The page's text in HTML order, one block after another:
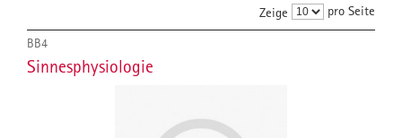
Zeige pro Seite
BB4
Sinnesphysiologie